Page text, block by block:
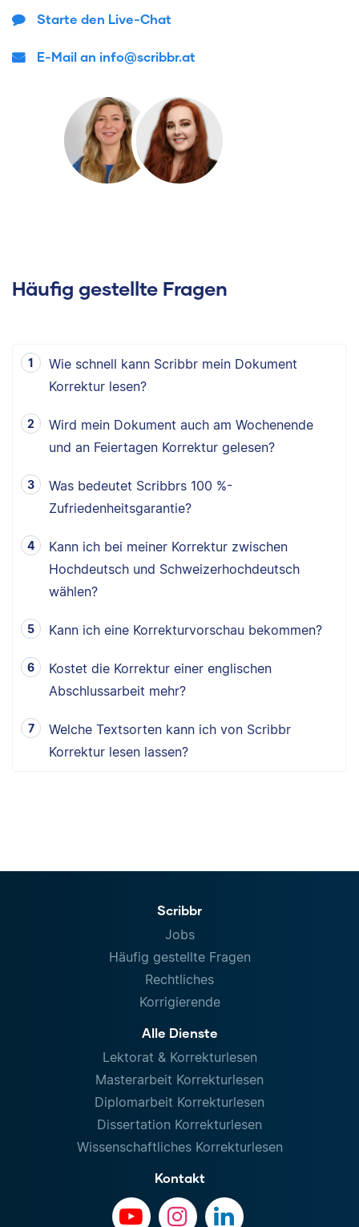
Starte den Live-Chat
E-Mail an info@scribbr.at
Häufig gestellte Fragen
Wie schnell kann Scribbr mein Dokument
Korrektur lesen?
Wird mein Dokument auch am Wochenende
und an Feiertagen Korrektur gelesen?
Was bedeutet Scribbrs 100 %-
Zufriedenheitsgarantie?
Kann ich bei meiner Korrektur zwischen
Hochdeutsch und Schweizerhochdeutsch
wählen?
Kann ich eine Korrekturvorschau bekommen?
Kostet die Korrektur einer englischen
Abschlussarbeit mehr?
Welche Textsorten kann ich von Scribbr
Korrektur lesen lassen?
Scribbr
Jobs
Häufig gestellte Fragen
Rechtliches
Korrigierende
Alle Dienste
Lektorat & Korrekturlesen
Masterarbeit Korrekturlesen
Diplomarbeit Korrekturlesen
Dissertation Korrekturlesen
Wissenschaftliches Korrekturlesen
Kontakt